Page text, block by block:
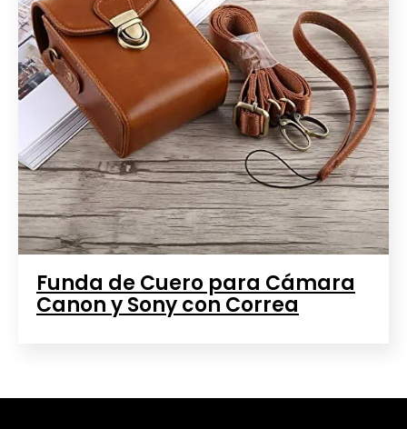
Funda de Cuero para Cámara
Canon y Sony con Correa